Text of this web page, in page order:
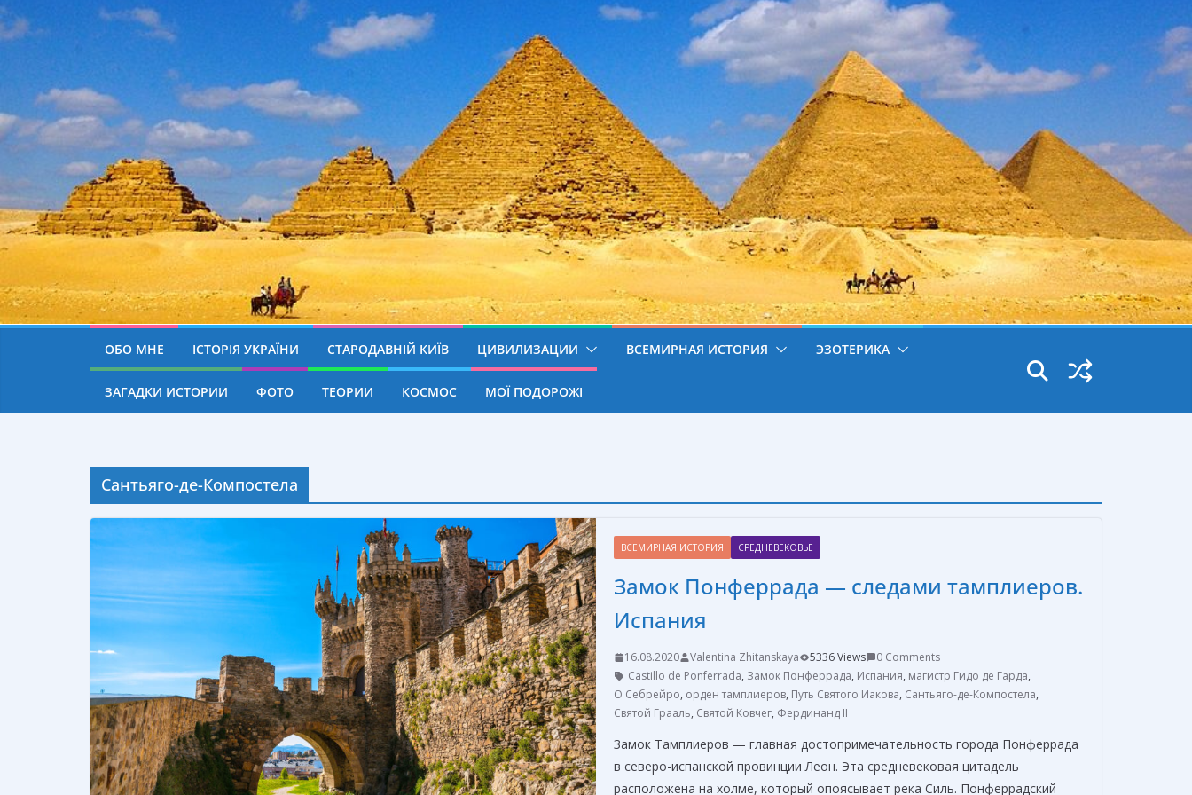
ОБО МНЕ ІСТОРІЯ УКРАЇНИ СТАРОДАВНІЙ КИЇВ ЦИВИЛИЗАЦИИ ВСЕМИРНАЯ ИСТОРИЯ ЭЗОТЕРИКА
ЗАГАДКИ ИСТОРИИ ФОТО ТЕОРИИ КОСМОС МОЇ ПОДОРОЖІ
Сантьяго-де-Компостела
ВСЕМИРНАЯ ИСТОРИЯ СРЕДНЕВЕКОВЬЕ
Замок Понферрада — следами тамплиеров.
Испания
16.08.2020 Valentina Zhitanskaya 5336 Views
0 Comments
Castillo de Ponferrada, Замок Понферрада, Испания, магистр Гидо де Гарда,
О Себрейро, орден тамплиеров, Путь Святого Иакова, Сантьяго-де-Компостела,
Святой Грааль, Святой Ковчег, Фердинанд II
Замок Тамплиеров — главная достопримечательность города Понферрада
в северо-испанской провинции Леон. Эта средневековая цитадель
расположена на холме, который опоясывает река Силь. Понферрадский